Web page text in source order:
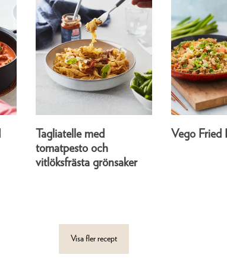
Tagliatelle med
tomatpesto och
vitlöksfrästa grönsaker
Vego Fried
Visa fler recept